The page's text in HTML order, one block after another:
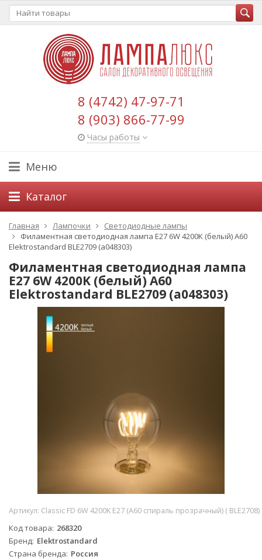
8 (4742) 47-97-71
8 (903) 866-77-99
Часы работы
Меню
Каталог
Главная Лампочки
Светодиодные лампы
Филаментная светодиодная лампа Е27 6W 4200K (белый) A60
Elektrostandard BLE2709 (a048303)
Филаментная светодиодная лампа
Е27 6W 4200K (белый) A60
Elektrostandard BLE2709 (a048303)
Артикул: Classic FD 6W 4200K E27 (A60 спираль прозрачный) ( BLE2708)
Код товара 268320
Бренд Elektrostandard
Страна бренда Россия